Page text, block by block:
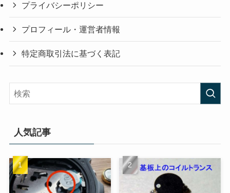
プライバシーポリシー
プロフィール・運営者情報
特定商取引法に基づく表記
人気記事